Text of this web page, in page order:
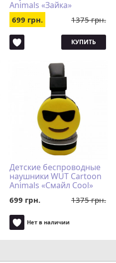
Animals «Зайка»
699 грн. 1375 грн.
КУПИТЬ
Детские беспроводные
наушники WUT Cartoon
Animals «Смайл Cool»
699 грн. 1375 грн.
Нет в наличии